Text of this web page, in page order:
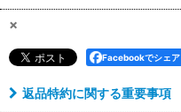
×
Facebookでシェア
返品特約に関する重要事項